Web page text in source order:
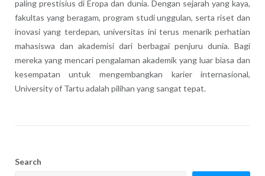
paling prestisius di Eropa dan dunia. Dengan sejarah yang kaya,
fakultas yang beragam, program studi unggulan, serta riset dan
inovasi yang terdepan, universitas ini terus menarik perhatian
mahasiswa dan akademisi dari berbagai penjuru dunia. Bagi
mereka yang mencari pengalaman akademik yang luar biasa dan
kesempatan untuk mengembangkan karier internasional,
University of Tartu adalah pilihan yang sangat tepat.
Search